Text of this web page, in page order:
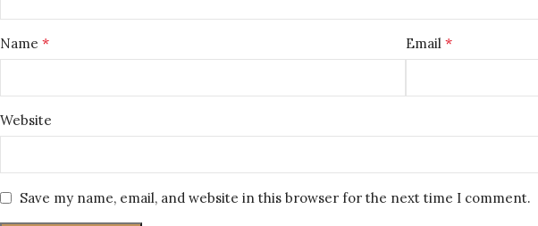
Name * Email*
Website
Save my name, email, and website in this browser for the next time I comment.